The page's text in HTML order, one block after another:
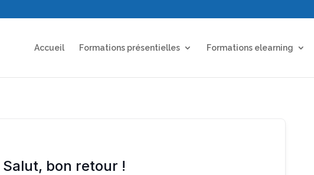
Accueil Formations présentielles Formations elearning
Salut, bon retour !